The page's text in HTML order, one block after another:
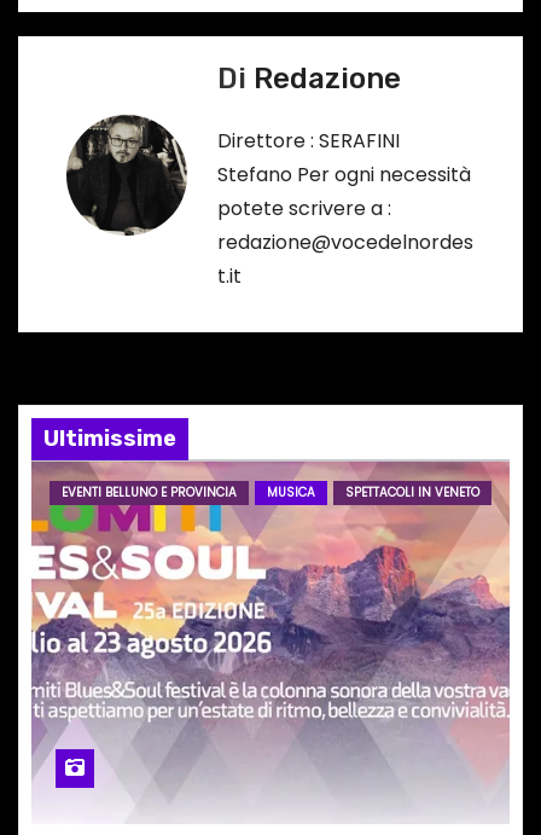
i
n
e
a
r
t
i
c
o
l
Di Redazione
Direttore : SERAFINI
Stefano Per ogni necessità
potete scrivere a :
redazione@vocedelnordes
t.it
Ultimissime
EVENTI BELLUNO E PROVINCIA MUSICA SPETTACOLI IN VENETO